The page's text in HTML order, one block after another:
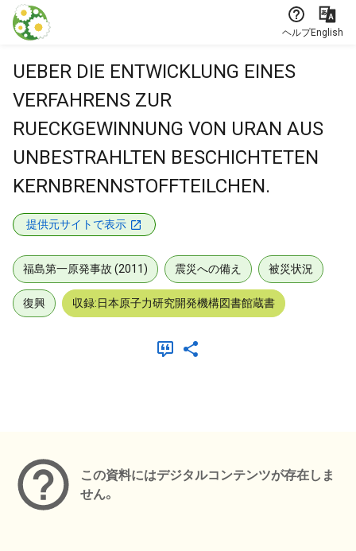
本文に飛ぶ
ヘルプEnglish
UEBER DIE ENTWICKLUNG EINES
VERFAHRENS ZUR
RUECKGEWINNUNG VON URAN AUS
UNBESTRAHLTEN BESCHICHTETEN
KERNBRENNSTOFFTEILCHEN.
提供元サイトで表示
福島第一原発事故 (2011) 震災への備え 被災状況
復興 収録:日本原子力研究開発機構図書館蔵書
この資料にはデジタルコンテンツが存在しま
せん。